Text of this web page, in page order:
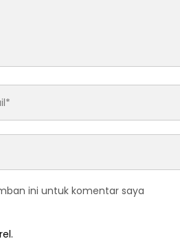
ini untuk komentar saya